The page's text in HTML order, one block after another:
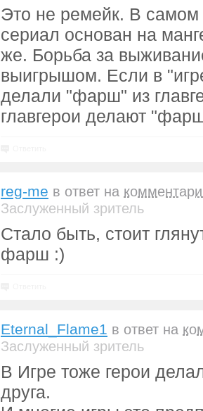
Это не ремейк. В самом
сериал основан на
же. Борьба за
выигрышом. Если в
делали "фарш" из
главгерои делают
reg-me в ответ на
Заслуженный зритель
Стало быть, стоит
фарш :)
Eternal_Flame1 в ответ на
Заслуженный зритель
В Игре тоже герои
друга.